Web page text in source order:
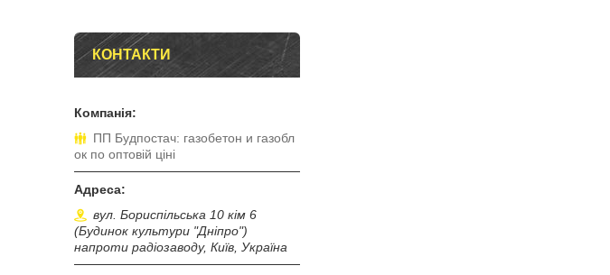
КОНТАКТИ
ПП Будпостач: газобетон и газобл
ок по оптовій ціні
вул. Бориспільська 10 кім 6
(Будинок культури "Дніпро")
напроти радіозаводу, Київ, Україна